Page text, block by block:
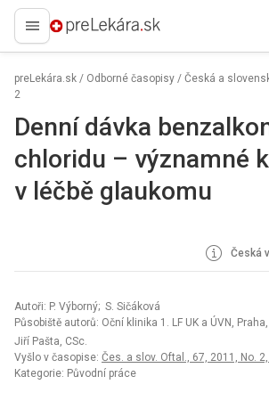
preLekára.sk
preLekára.sk / Odborné časopisy / Česká a
2
Denní dávka
chloridu – významné
v léčbě glaukomu
Česká
Autoři: P. Výborný; S. Sičáková
Působiště autorů: Oční klinika 1. LF UK a ÚVN,
Jiří Pašta, CSc.
Vyšlo v časopise: Čes. a slov. Oftal., 67, 2011, No.
Kategorie: Původní práce